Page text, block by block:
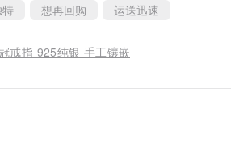
特 想再回购 运送迅速
戒指 925纯银 手工镶嵌